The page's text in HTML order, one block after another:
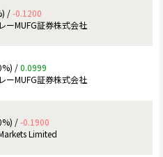
/-0.1200
ーMUFG証券株式会社
/0.0999
ーMUFG証券株式会社
/-0.1900
Limited